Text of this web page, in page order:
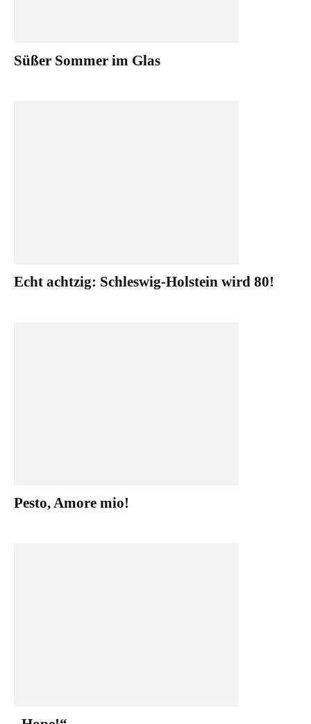
Süßer Sommer im Glas
Echt achtzig: Schleswig-Holstein wird 80!
Pesto, Amore mio!